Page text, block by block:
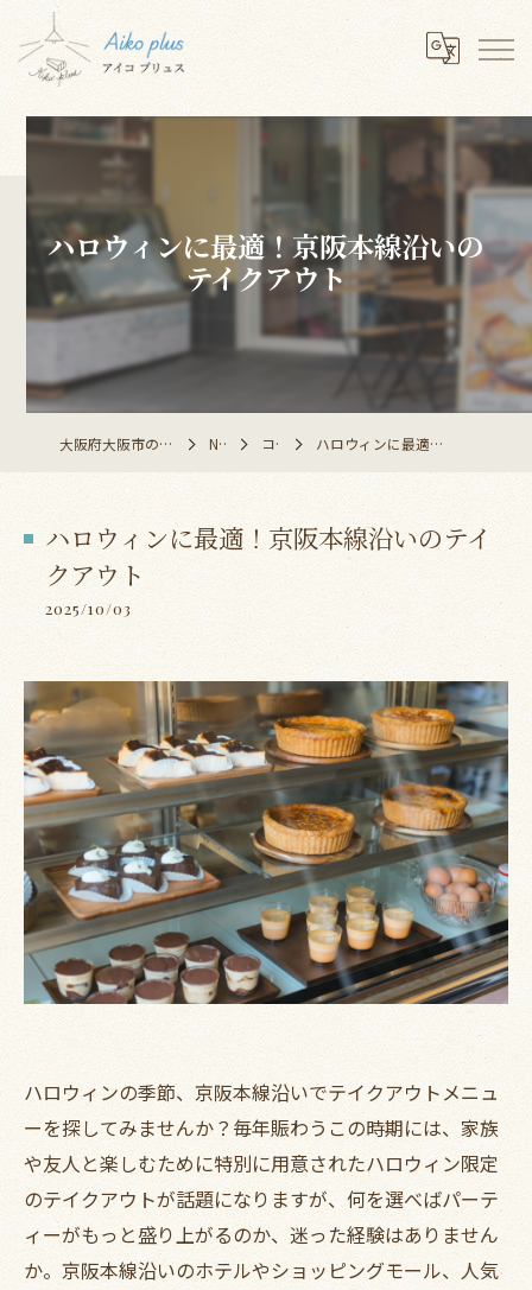
ハロウィンに最適！京阪本線沿いの
テイクアウト
大阪府大阪市のレストランならAiko plus NEWS コラム ハロウィンに最適！京阪本線沿いのテイクアウト
ハロウィンに最適！京阪本線沿いのテイ
クアウト
2025/10/03
ハロウィンの季節、京阪本線沿いでテイクアウトメニュ
ーを探してみませんか？毎年賑わうこの時期には、家族
や友人と楽しむために特別に用意されたハロウィン限定
のテイクアウトが話題になりますが、何を選べばパーテ
ィーがもっと盛り上がるのか、迷った経験はありません
か。京阪本線沿いのホテルやショッピングモール、人気